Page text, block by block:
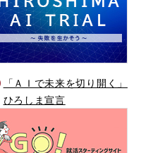
「ＡＩで未来を切り開く」
ひろしま宣言